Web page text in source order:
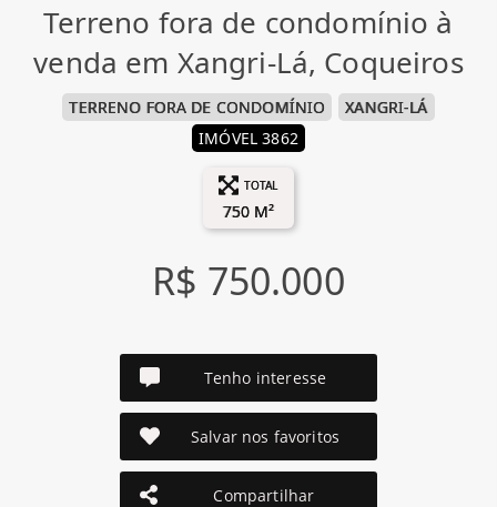
Terreno fora de condomínio à
venda em Xangri-Lá, Coqueiros
TERRENO FORA DE CONDOMÍNIO
XANGRI-LÁ
IMÓVEL 3862
TOTAL
750 M²
R$ 750.000
Tenho interesse
Salvar nos favoritos
Compartilhar